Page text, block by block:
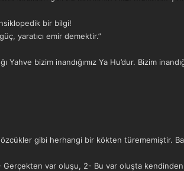
bir bilgi!
yaratıcı emir demektir.”
bizim inandığımız Ya Hu’dur. Bizim
gibi herhangi bir kökten türememiştir.
Gerçekten var oluşu, 2- Bu var oluşta